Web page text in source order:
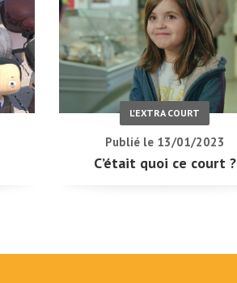
L'EXTRA COURT
Publié le 13/01/2023
C’était quoi ce court ?